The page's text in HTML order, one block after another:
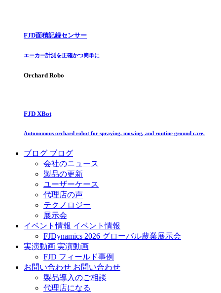
FJD面積記録センサー
エーカー計測を正確かつ簡単に
Orchard Robo
FJD XBot
Autonomous orchard robot for spraying, mowing, and routine ground care.
ブログ ブログ
会社のニュース
製品の更新
ユーザーケース
代理店の声
テクノロジー
展示会
イベント情報 イベント情報
FJDynamics 2026 グローバル農業展示会
実演動画 実演動画
FJD フィールド事例
お問い合わせ お問い合わせ
製品導入のご相談
代理店になる